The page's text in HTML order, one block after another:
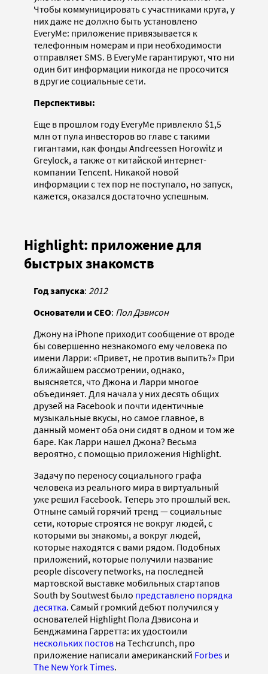
Чтобы коммуницировать с участниками круга, у
них даже не должно быть установлено
EveryMe: приложение привязывается к
телефонным номерам и при необходимости
отправляет SMS. В EveryMe гарантируют, что ни
один бит информации никогда не просочится
в другие социальные сети.
Перспективы:
Еще в прошлом году EveryMe привлекло $1,5
млн от пула инвесторов во главе с такими
гигантами, как фонды Andreessen Horowitz и
Greylock, а также от китайской интернет-
компании Tencent. Никакой новой
информации с тех пор не поступало, но запуск,
кажется, оказался достаточно успешным.
Highlight: приложение для
быстрых знакомств
Год запуска: 2012
Основатели и CEO: Пол Дэвисон
Джону на iPhone приходит сообщение от вроде
бы совершенно незнакомого ему человека по
имени Ларри: «Привет, не против выпить?» При
ближайшем рассмотрении, однако,
выясняется, что Джона и Ларри многое
объединяет. Для начала у них десять общих
друзей на Facebook и почти идентичные
музыкальные вкусы, но самое главное, в
данный момент оба они сидят в одном и том же
баре. Как Ларри нашел Джона? Весьма
вероятно, с помощью приложения Highlight.
Задачу по переносу социального графа
человека из реального мира в виртуальный
уже решил Facebook. Теперь это прошлый век.
Отныне самый горячий тренд — социальные
сети, которые строятся не вокруг людей, с
которыми вы знакомы, а вокруг людей,
которые находятся с вами рядом. Подобных
приложений, которые получили название
people discovery networks, на последней
мартовской выставке мобильных стартапов
South by Soutwest было представлено порядка
десятка. Самый громкий дебют получился у
основателей Highlight Пола Дэвисона и
Бенджамина Гарретта: их удостоили
нескольких постов на Techcrunch, про
приложение написали американский Forbes и
The New York Times.